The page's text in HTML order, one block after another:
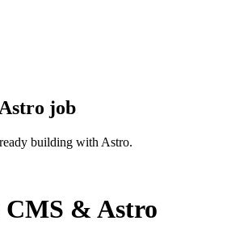
Astro job
building with Astro.
CMS & Astro